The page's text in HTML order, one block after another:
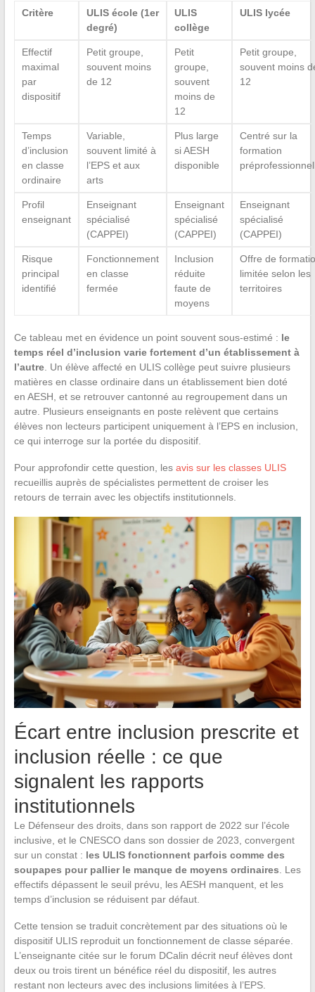
Critère
ULIS école (1er
degré)
ULIS
collège
ULIS lycée
Effectif
maximal
par
dispositif
Petit groupe,
souvent moins
de 12
Petit
groupe,
souvent
moins de
12
Petit groupe,
souvent moins
12
Temps
d’inclusion
en classe
ordinaire
Variable,
souvent limité à
l’EPS et aux
arts
Plus large
si AESH
disponible
Centré sur la
formation
Profil
enseignant
Enseignant
spécialisé
(CAPPEI)
Enseignant
spécialisé
(CAPPEI)
Enseignant
spécialisé
(CAPPEI)
Risque
principal
identifié
Fonctionnement
en classe
fermée
Inclusion
réduite
faute de
moyens
Offre de
limitée selon les
territoires
Ce tableau met en évidence un point souvent sous-estimé : le
temps réel d’inclusion varie fortement d’un établissement à
l’autre. Un élève affecté en ULIS collège peut suivre plusieurs
matières en classe ordinaire dans un établissement bien doté
en AESH, et se retrouver cantonné au regroupement dans un
autre. Plusieurs enseignants en poste relèvent que certains
élèves non lecteurs participent uniquement à l’EPS en inclusion,
ce qui interroge sur la portée du dispositif.
Pour approfondir cette question, les avis sur les classes ULIS
recueillis auprès de spécialistes permettent de croiser les
retours de terrain avec les objectifs institutionnels.
Écart entre inclusion prescrite et
inclusion réelle : ce que
signalent les rapports
institutionnels
Le Défenseur des droits, dans son rapport de 2022 sur l’école
inclusive, et le CNESCO dans son dossier de 2023, convergent
sur un constat : les ULIS fonctionnent parfois comme des
soupapes pour pallier le manque de moyens ordinaires . Les
effectifs dépassent le seuil prévu, les AESH manquent, et les
temps d’inclusion se réduisent par défaut.
Cette tension se traduit concrètement par des situations où le
dispositif ULIS reproduit un fonctionnement de classe séparée.
L’enseignante citée sur le forum DCalin décrit neuf élèves dont
deux ou trois tirent un bénéfice réel du dispositif, les autres
restant non lecteurs avec des inclusions limitées à l’EPS.